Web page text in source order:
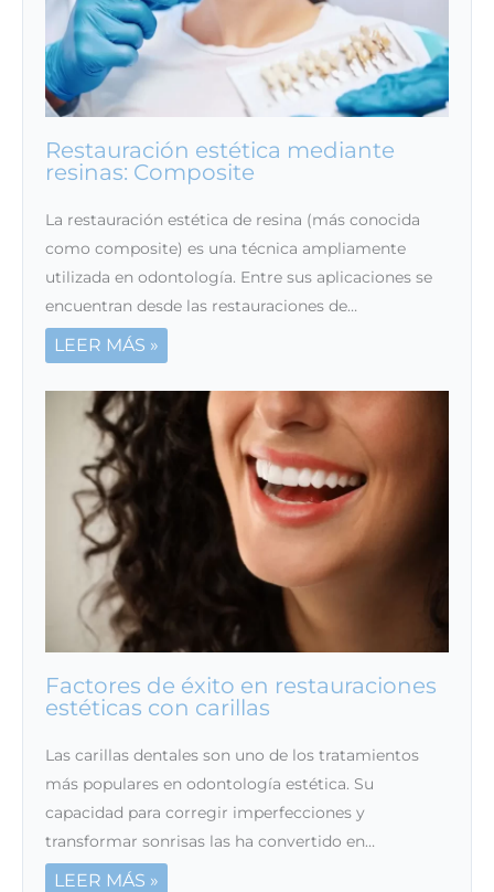
Restauración estética mediante
resinas: Composite
La restauración estética de resina (más conocida
como composite) es una técnica ampliamente
utilizada en odontología. Entre sus aplicaciones se
encuentran desde las restauraciones de…
LEER MÁS »
Factores de éxito en restauraciones
estéticas con carillas
Las carillas dentales son uno de los tratamientos
más populares en odontología estética. Su
capacidad para corregir imperfecciones y
transformar sonrisas las ha convertido en…
LEER MÁS »